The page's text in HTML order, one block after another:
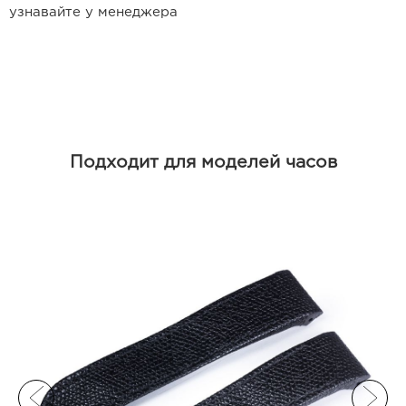
узнавайте у менеджера
Подходит для моделей часов
Ремешки для часов Harry Winston
Ремешки для часов Jacob&Co
Ремешки для часов Jaquet Droz
Ремешки для часов Jaeger LeCoultre
Ремешки для часов Longines